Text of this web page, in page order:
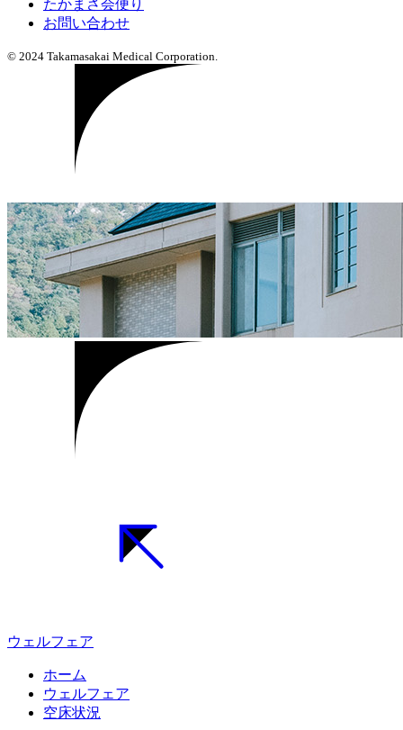
たかまさ会便り
お問い合わせ
© 2024 Takamasakai Medical Corporation.
ウェルフェア
ホーム
ウェルフェア
空床状況